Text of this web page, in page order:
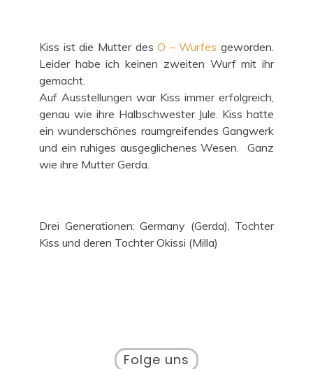
Kiss ist die Mutter desO – Wurfes geworden.
Leider habe ich keinen zweiten Wurf mit ihr
gemacht.
Auf Ausstellungen war Kiss immer erfolgreich,
genau wie ihre Halbschwester Jule. Kiss hatte
ein wunderschönes raumgreifendes Gangwerk
und ein ruhiges ausgeglichenes Wesen. Ganz
wie ihre Mutter Gerda.
Drei Generationen: Germany (Gerda), Tochter
Kiss und deren Tochter Okissi (Milla)
Folge uns